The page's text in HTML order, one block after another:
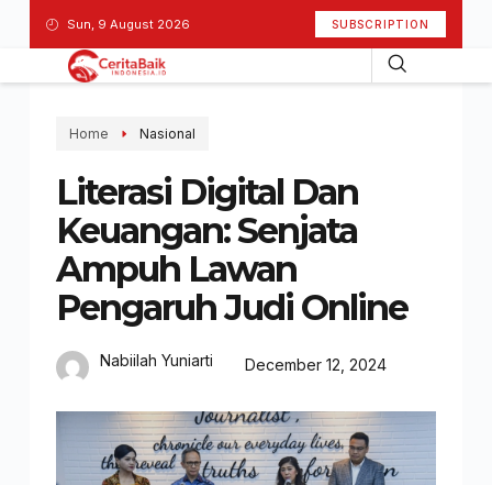
Sun, 9 August 2026 SUBSCRIPTION
Home Nasional
Literasi Digital Dan
Keuangan: Senjata
Ampuh Lawan
Pengaruh Judi Online
Nabiilah Yuniarti December 12, 2024